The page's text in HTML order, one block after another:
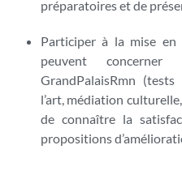
préparatoires et de
Participer à la mise
peuvent
GrandPalaisRmn (tests
l’art, médiation
de connaître la
propositions